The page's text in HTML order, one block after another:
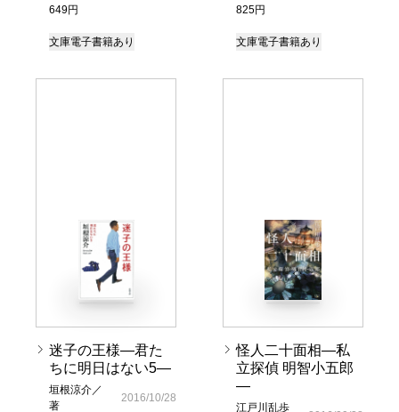
649円
文庫電子書籍あり
825円
文庫電子書籍あり
迷子の王様―君た
ちに明日はない5―
垣根涼介／
著
2016/10/28
怪人二十面相―私
立探偵 明智小五郎
―
江戸川乱歩